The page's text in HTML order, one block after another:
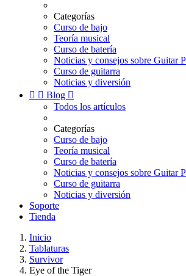
Categorías
Curso de bajo
Teoría musical
Curso de batería
Noticias y consejos sobre Guitar
Curso de guitarra
Noticias y diversión
  Blog 
Todos los artículos
Categorías
Curso de bajo
Teoría musical
Curso de batería
Noticias y consejos sobre Guitar
Curso de guitarra
Noticias y diversión
Soporte
Tienda
Inicio
Tablaturas
Survivor
Eye of the Tiger